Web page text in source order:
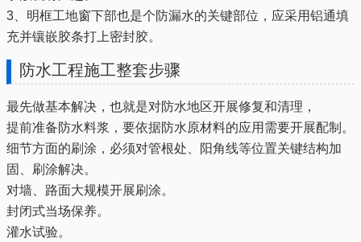
3、明框工地窗下部也是个防漏水的关键部位，应采用铝通填
充并镶嵌胶条打上密封胶。
防水工程施工整套步骤
最先做基本解决，也就是对防水地区开展修复和清理，
提前准备防水料浆，要依据防水原材料的应用需要开展配制。
细节方面的刷涂，必须对管根处、阳角线等位置关键结构加
固、刷涂解决。
对墙、路面大规模开展刷涂。
封闭式当场保养。
灌水试验。